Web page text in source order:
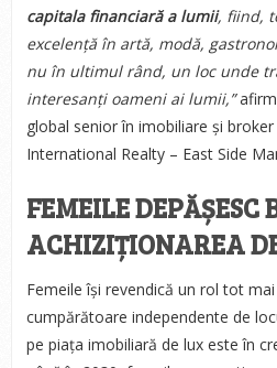
capitala financiară a lumii, fiind,
excelență în artă, modă,
nu în ultimul rând, un loc unde
interesanți oameni ai lumii,”
global senior în imobiliare și broker
International Realty – East Side
FEMEILE
ACHIZIȚIONAREA
Femeile își revendică un rol tot
cumpărătoare independente de
pe piața imobiliară de lux este în